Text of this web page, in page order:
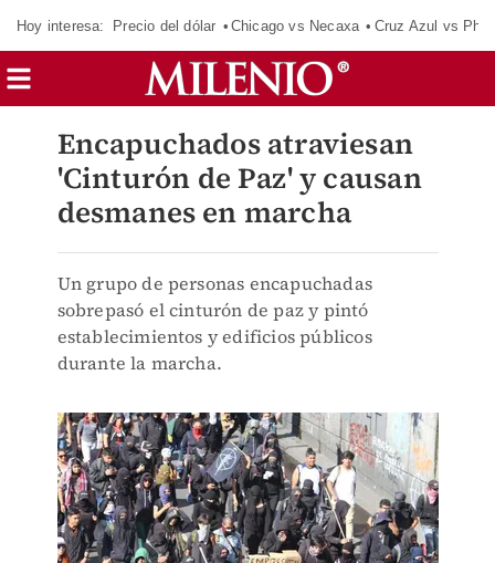
Hoy interesa: Precio del dólar Chicago vs Necaxa Cruz Azul vs
Encapuchados atraviesan
'Cinturón de Paz' y causan
desmanes en marcha
Un grupo de personas encapuchadas
sobrepasó el cinturón de paz y pintó
establecimientos y edificios públicos
durante la marcha.